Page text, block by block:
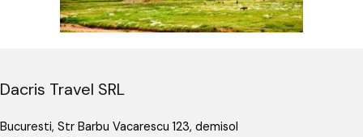
Dacris Travel SRL
Bucuresti, Str Barbu Vacarescu 123, demisol